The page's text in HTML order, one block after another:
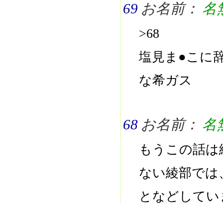
69 お名前： 名
>68
塩見ま●こに
な希ガス
68 お名前： 名
もうこの話
ない綾部で
となどして